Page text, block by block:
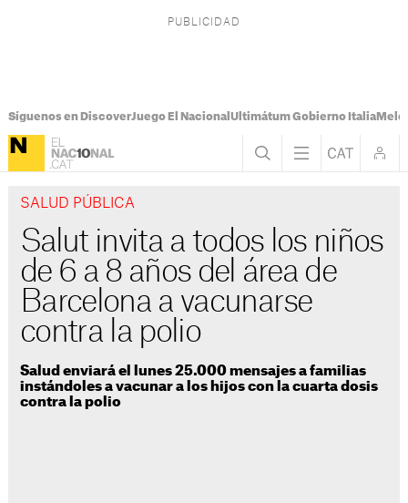
Síguenos en DiscoverJuego El Nacional Ultimátum Gobierno Italia
SALUD PÚBLICA
Salut invita a todos los niños
de 6 a 8 años del área de
Barcelona a vacunarse
contra la polio
Salud enviará el lunes 25.000 mensajes a familias
instándoles a vacunar a los hijos con la cuarta dosis
contra la polio